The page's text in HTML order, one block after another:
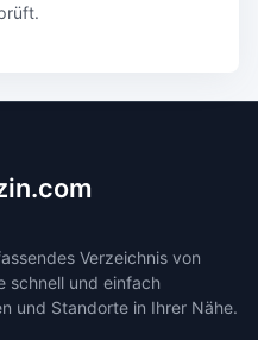
Verzeichnis von
schnell und einfach
und Standorte in Ihrer Nähe.